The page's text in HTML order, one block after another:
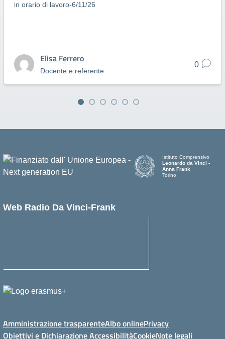
in orario di lavoro-6/11/26
Elisa Ferrero
Docente e referente
0
Istituto Comprensivo
Leonardo da Vinci -
Anna Frank
Torino
Web Radio Da Vinci-Frank
Amministrazione trasparenteAlbo onlinePrivacy
Obiettivi e Dichiarazione AccessibilitàCookieNote legali